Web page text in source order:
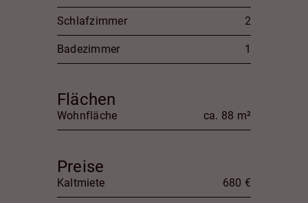
Schlafzimmer 2
Badezimmer 1
Flächen
Wohnfläche ca. 88 m²
Preise
Kaltmiete 680 €